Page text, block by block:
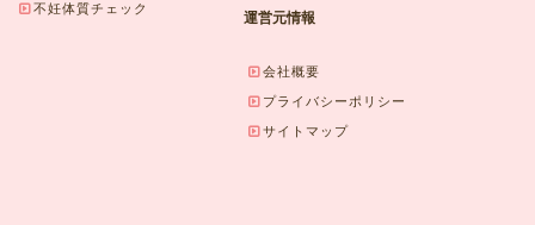
不妊体質チェック
運営元情報
会社概要
プライバシーポリシー
サイトマップ